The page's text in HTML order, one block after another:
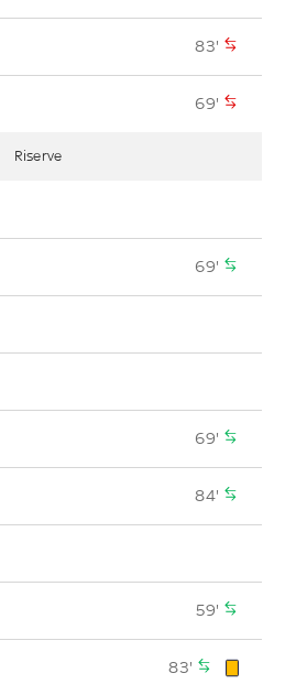
83'
69'
Riserve
69'
69'
84'
59'
83'